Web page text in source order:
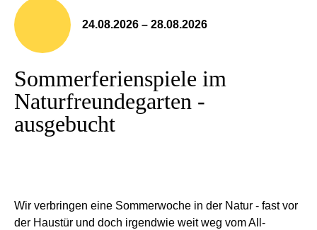
24.08.2026 – 28.08.2026
Sommerferienspiele im
Naturfreundegarten -
ausgebucht
Wir verbringen eine Sommerwoche in der Natur - fast vor
der Haustür und doch irgendwie weit weg vom All-